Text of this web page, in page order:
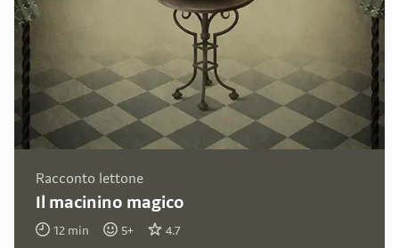
Racconto lettone
Il macinino magico
12 min 5+ 4.7